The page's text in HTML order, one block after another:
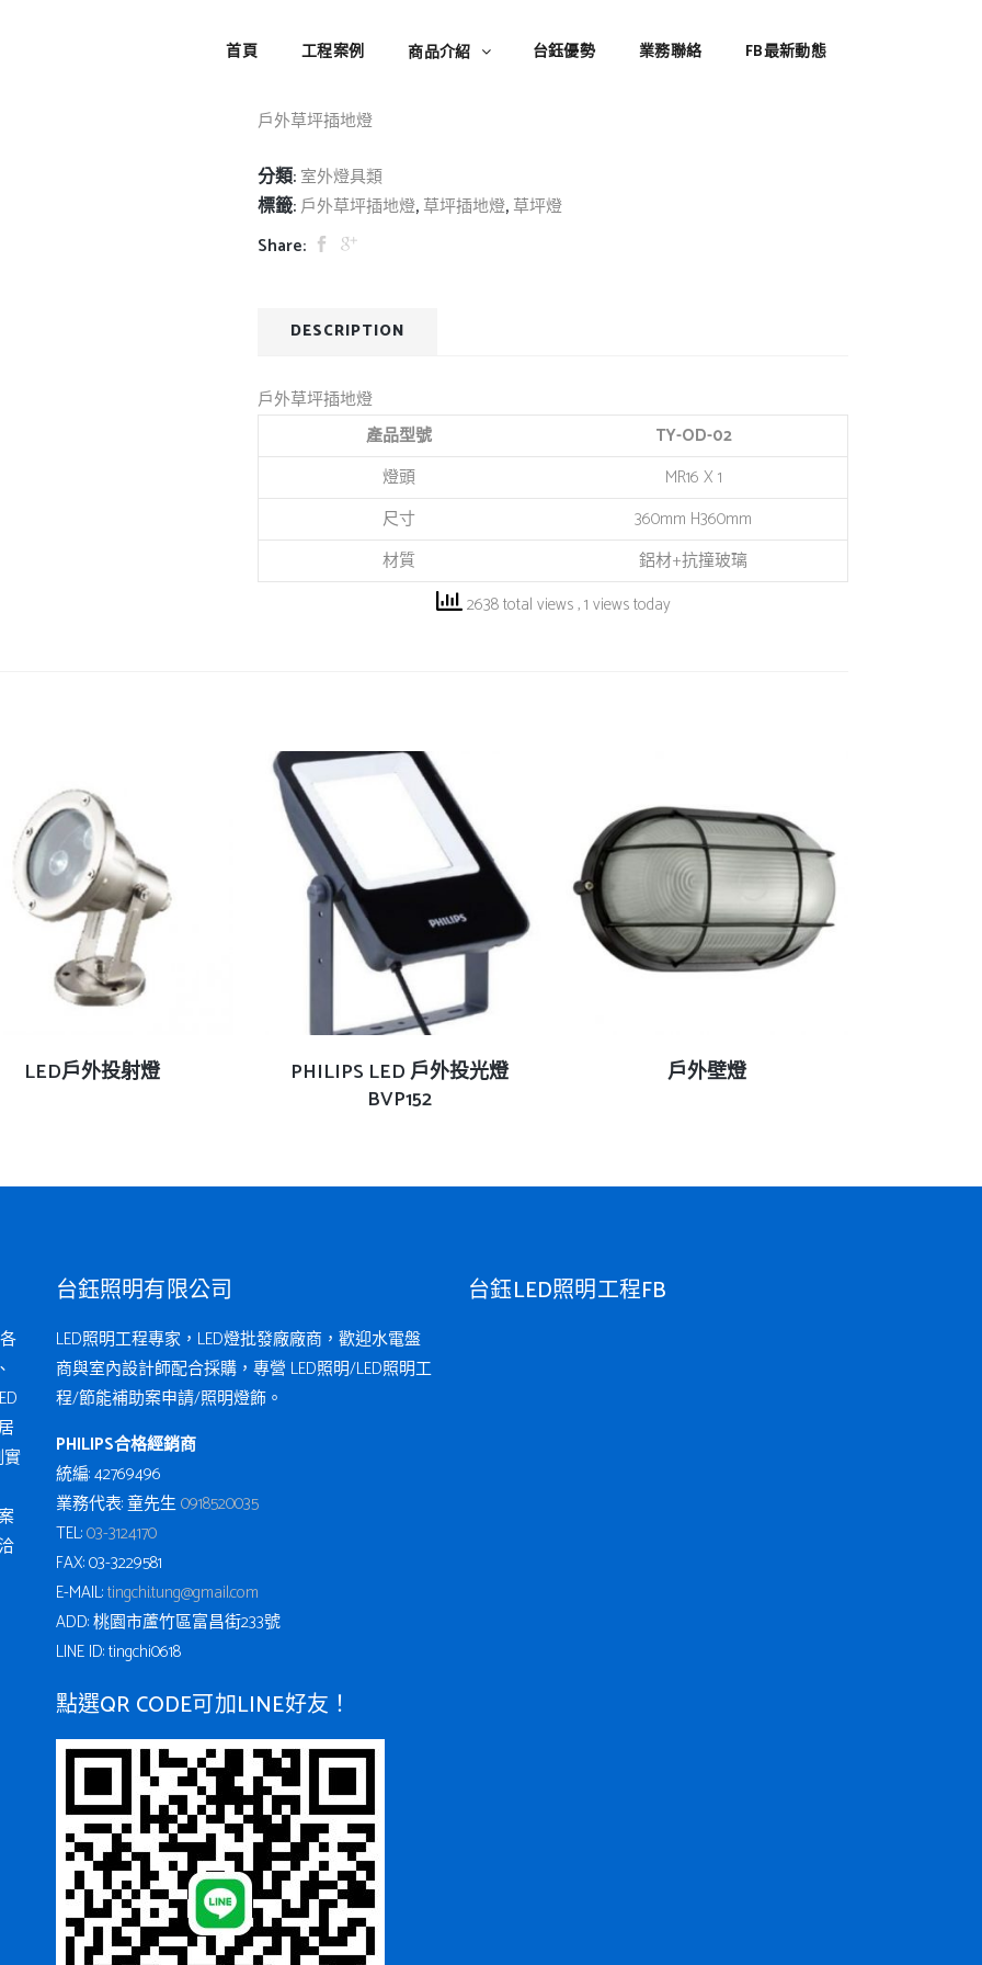
首頁 工程案例 商品介紹 台鈺優勢 業務聯絡 FB最新動態
戶外草坪插地燈
戶外草坪插地燈
分類: 室外燈具類
標籤: 戶外草坪插地燈, 草坪插地燈, 草坪燈
Share:
DESCRIPTION
戶外草坪插地燈
產品型號
TY-OD-02
燈頭
MR16 X 1
尺寸
360mm H360mm
材質
鋁材+抗撞玻璃
2638 total views, 1 views today
查看內容
LED戶外投射燈 查看內容
PHILIPS LED 戶外投光燈
BVP152
查看內容
戶外壁燈
台鈺照明有限公司
LED照明工程專家，LED燈批發廠廠商，歡迎水電盤
商與室內設計師配合採購，專營 LED照明/LED照明工
程/節能補助案申請/照明燈飾。
PHILIPS合格經銷商
統編: 42769496
業務代表: 童先生0918520035
TEL:03-3124170
FAX: 03-3229581
E-MAIL:tingchi.tung@gmail.com
ADD: 桃園市蘆竹區富昌街233號
LINE ID: tingchi0618
點選QR CODE可加LINE好友！
台鈺LED照明工程FB